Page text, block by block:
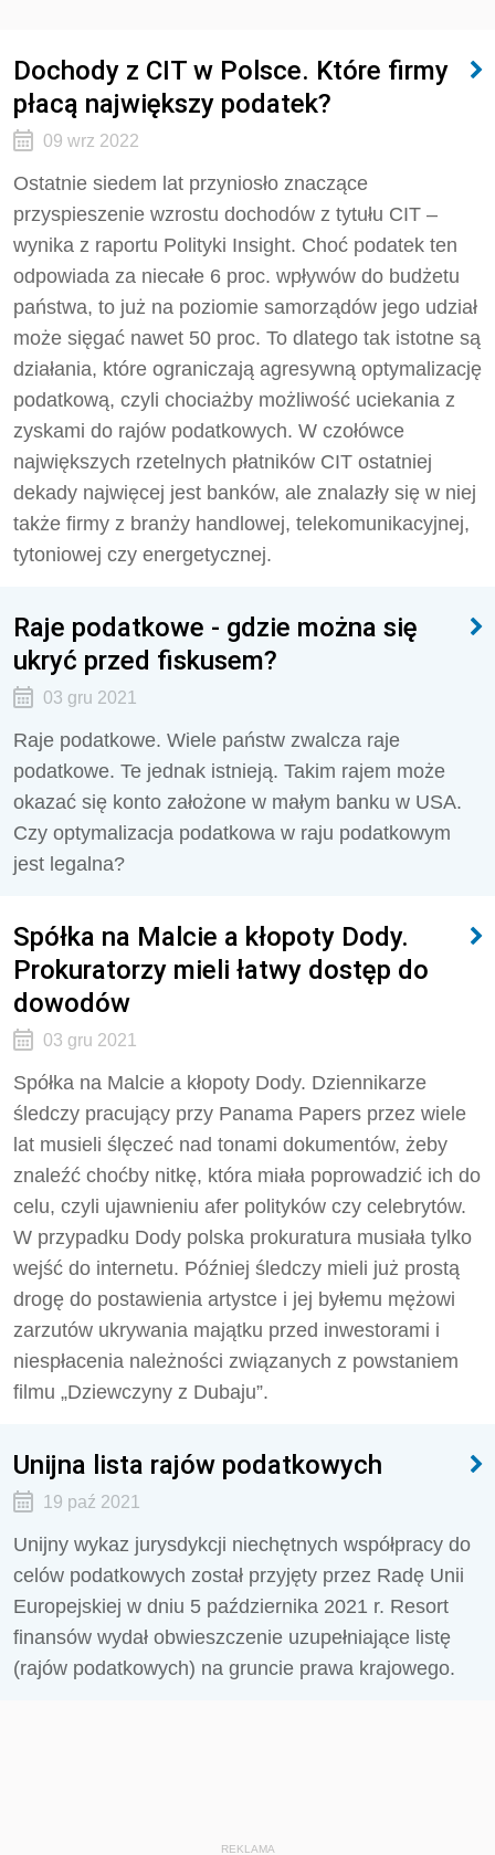
Dochody z CIT w Polsce. Które firmy
płacą największy podatek?
09 wrz 2022
Ostatnie siedem lat przyniosło znaczące
przyspieszenie wzrostu dochodów z tytułu CIT –
wynika z raportu Polityki Insight. Choć podatek ten
odpowiada za niecałe 6 proc. wpływów do budżetu
państwa, to już na poziomie samorządów jego udział
może sięgać nawet 50 proc. To dlatego tak istotne są
działania, które ograniczają agresywną optymalizację
podatkową, czyli chociażby możliwość uciekania z
zyskami do rajów podatkowych. W czołówce
największych rzetelnych płatników CIT ostatniej
dekady najwięcej jest banków, ale znalazły się w niej
także firmy z branży handlowej, telekomunikacyjnej,
tytoniowej czy energetycznej.
Raje podatkowe - gdzie można się
ukryć przed fiskusem?
03 gru 2021
Raje podatkowe. Wiele państw zwalcza raje
podatkowe. Te jednak istnieją. Takim rajem może
okazać się konto założone w małym banku w USA.
Czy optymalizacja podatkowa w raju podatkowym
jest legalna?
Spółka na Malcie a kłopoty Dody.
Prokuratorzy mieli łatwy dostęp do
dowodów
03 gru 2021
Spółka na Malcie a kłopoty Dody. Dziennikarze
śledczy pracujący przy Panama Papers przez wiele
lat musieli ślęczeć nad tonami dokumentów, żeby
znaleźć choćby nitkę, która miała poprowadzić ich do
celu, czyli ujawnieniu afer polityków czy celebrytów.
W przypadku Dody polska prokuratura musiała tylko
wejść do internetu. Później śledczy mieli już prostą
drogę do postawienia artystce i jej byłemu mężowi
zarzutów ukrywania majątku przed inwestorami i
niespłacenia należności związanych z powstaniem
filmu „Dziewczyny z Dubaju”.
Unijna lista rajów podatkowych
19 paź 2021
Unijny wykaz jurysdykcji niechętnych współpracy do
celów podatkowych został przyjęty przez Radę Unii
Europejskiej w dniu 5 października 2021 r. Resort
finansów wydał obwieszczenie uzupełniające listę
(rajów podatkowych) na gruncie prawa krajowego.
REKLAMA